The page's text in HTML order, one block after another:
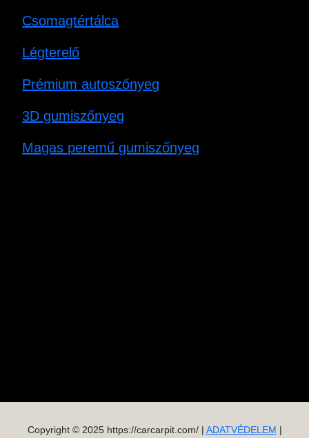
Csomagtértálca
Légterelő
Prémium autoszőnyeg
3D gumiszőnyeg
Magas peremű gumiszőnyeg
Copyright © 2025 https://carcarpit.com/ | ADATVÉDELEM |